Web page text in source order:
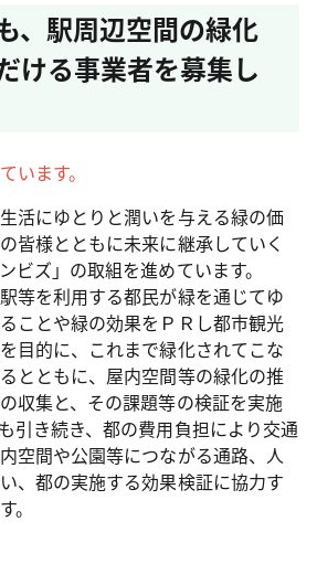
、駅周辺空間の緑化
ける事業者を募集し
います。
活にゆとりと潤いを与える緑の価
皆様とともに未来に継承していく
ビズ」の取組を進めています。
等を利用する都民が緑を通じてゆ
ことや緑の効果をＰＲし都市観光
目的に、これまで緑化されてこな
とともに、屋内空間等の緑化の推
収集と、その課題等の検証を実施
引き続き、都の費用負担により交通
空間や公園等につながる通路、人
、都の実施する効果検証に協力す
。